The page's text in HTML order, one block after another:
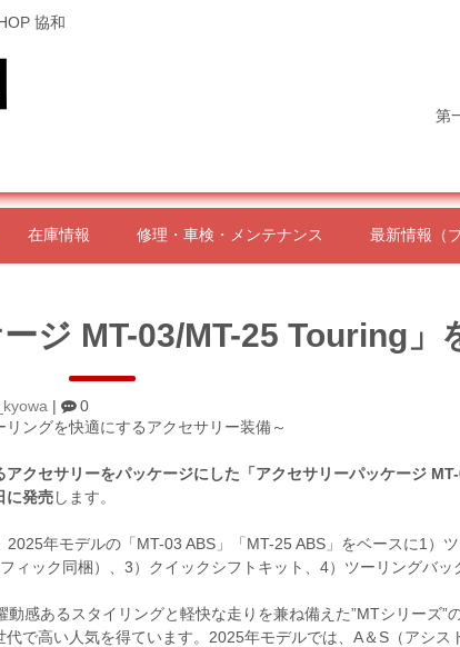
協和
第
在庫情報 修理・車検・メンテナンス 最新情報（
ジ MT-03/MT-25 Touring」
0
ングを快適にするアクセサリー装備～
アクセサリーをパッケージにした「アクセサリーパッケージ
に発売 します。
年モデルの「MT-03 ABS」「MT-25 ABS」をベースに1）
ィック同梱）、3）クイックシフトキット、4）ツーリングバッ
動感あるスタイリングと軽快な走りを兼ね備えた”MTシリーズ”
で高い人気を得ています。2025年モデルでは、A＆S（アシス